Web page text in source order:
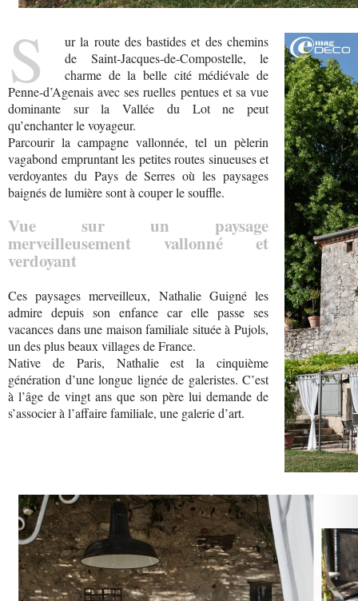
S
ur la route des bastides et des chemins
de Saint-Jacques-de-Compostelle, le
charme de la belle cité médiévale de
Penne-d’Agenais avec ses ruelles pentues et sa vue
dominante sur la Vallée du Lot ne peut
qu’enchanter le voyageur.
Parcourir la campagne vallonnée, tel un pèlerin
vagabond empruntant les petites routes sinueuses et
verdoyantes du Pays de Serres où les paysages
baignés de lumière sont à couper le souffle.
Vue sur un paysage
merveilleusement vallonné et
verdoyant
Ces paysages merveilleux, Nathalie Guigné les
admire depuis son enfance car elle passe ses
vacances dans une maison familiale située à Pujols,
un des plus beaux villages de France.
Native de Paris, Nathalie est la cinquième
génération d’une longue lignée de galeristes. C’est
à l’âge de vingt ans que son père lui demande de
s’associer à l’affaire familiale, une galerie d’art.